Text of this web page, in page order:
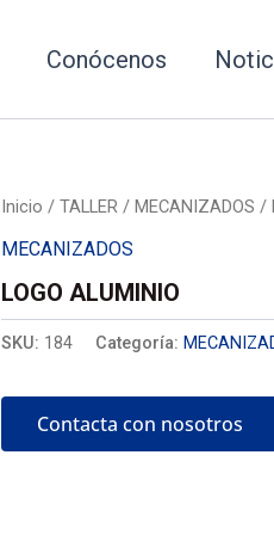
Conócenos
Inicio / TALLER / MECANIZADOS /
MECANIZADOS
LOGO ALUMINIO
SKU: 184 Categoría:
Contacta con nosotros